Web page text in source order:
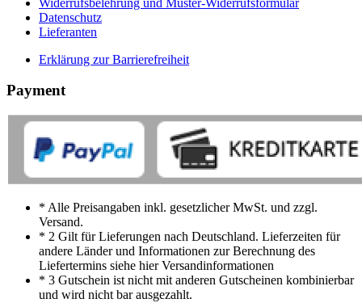
Datenschutz
Lieferanten
Erklärung zur Barrierefreiheit
Payment
* Alle Preisangaben inkl. gesetzlicher MwSt. und zzgl.
Versand.
* 2 Gilt für Lieferungen nach Deutschland. Lieferzeiten für
andere Länder und Informationen zur Berechnung des
Liefertermins siehe hier Versandinformationen
* 3 Gutschein ist nicht mit anderen Gutscheinen kombinierbar
und wird nicht bar ausgezahlt.